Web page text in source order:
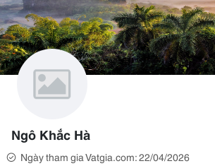
Ngô Khắc Hà
Ngày tham gia Vatgia.com: 22/04/2026